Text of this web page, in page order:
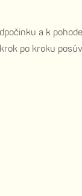
a k
po kroku